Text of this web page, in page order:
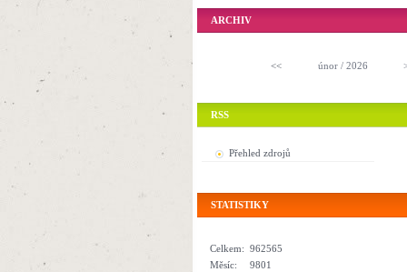
ARCHIV
<< únor / 2026
RSS
Přehled zdrojů
STATISTIKY
Celkem: 962565
Měsíc:
9801